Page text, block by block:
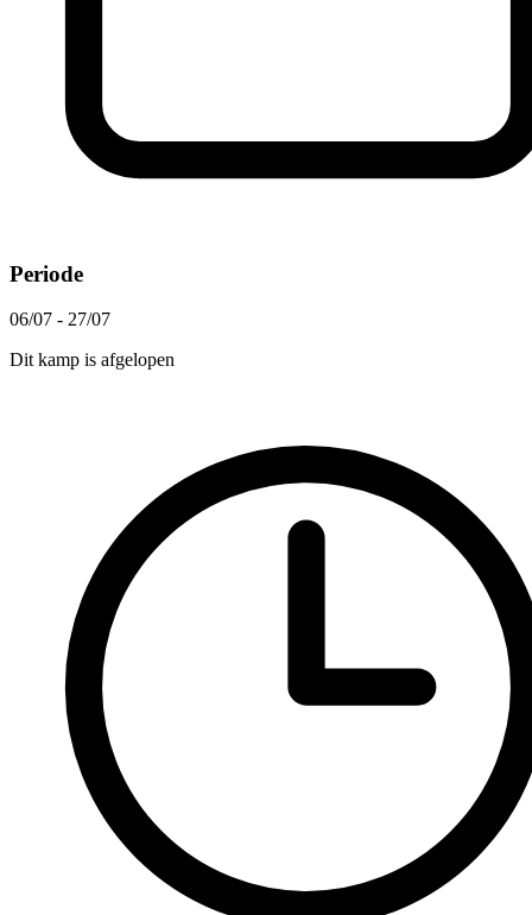
Periode
06/07 - 27/07
Dit kamp is afgelopen